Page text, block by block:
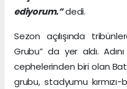
ediyorum.”dedi.
Sezon açılışında
Grubu” da yer aldı.
cephelerinden biri olan
grubu, stadyumu